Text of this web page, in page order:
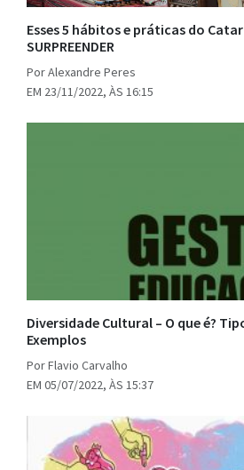
Esses 5 hábitos e práticas do
SURPREENDER
Por Alexandre Peres
EM 23/11/2022, ÀS 16:15
Diversidade Cultural – O que é?
Exemplos
Por Flavio Carvalho
EM 05/07/2022, ÀS 15:37